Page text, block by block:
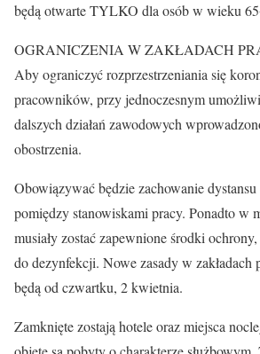
będą otwarte TYLKO dla osób w wieku
OGRANICZENIA W ZAKŁADACH
Aby ograniczyć rozprzestrzeniania się
pracowników, przy jednoczesnym
dalszych działań zawodowych
obostrzenia.
Obowiązywać będzie zachowanie dystansu
pomiędzy stanowiskami pracy. Ponadto w
musiały zostać zapewnione środki
do dezynfekcji. Nowe zasady w
będą od czwartku, 2 kwietnia.
Zamknięte zostają hotele oraz miejsca